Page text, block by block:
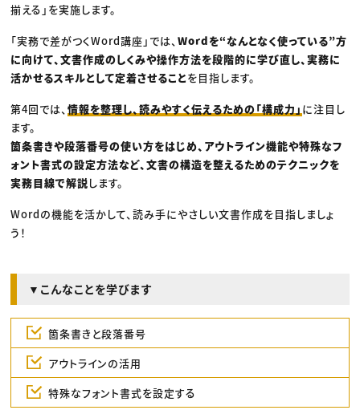
揃える」を実施します。
「実務で差がつくWord講座」では、Wordを“なんとなく使っている”方
に向けて、文書作成のしくみや操作方法を段階的に学び直し、実務に
活かせるスキルとして定着させることを目指します。
第4回では、情報を整理し、読みやすく伝えるための「構成力」 に注目し
ます。
箇条書きや段落番号の使い方をはじめ、アウトライン機能や特殊なフ
ォント書式の設定方法など、文書の構造を整えるためのテクニックを
実務目線で解説します。
Wordの機能を活かして、読み手にやさしい文書作成を目指しましょ
う！
▼こんなことを学びます
箇条書きと段落番号
アウトラインの活用
特殊なフォント書式を設定する